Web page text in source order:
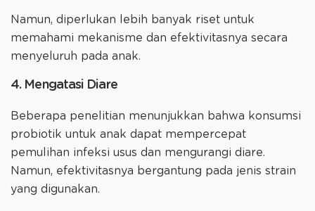
Namun, diperlukan lebih banyak riset untuk
memahami mekanisme dan efektivitasnya secara
menyeluruh pada anak.
4. Mengatasi Diare
Beberapa penelitian menunjukkan bahwa konsumsi
probiotik untuk anak dapat mempercepat
pemulihan infeksi usus dan mengurangi diare.
Namun, efektivitasnya bergantung pada jenis strain
yang digunakan.